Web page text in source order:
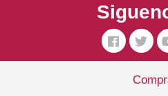
Pienso Gato Senior Lata Atún